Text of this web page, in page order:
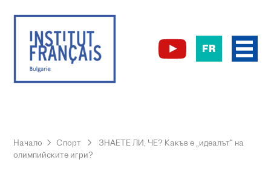
FR
Начало Спорт
ЗНАЕТЕ ЛИ, ЧЕ? Какъв е „идеалът“ на
олимпийските игри?